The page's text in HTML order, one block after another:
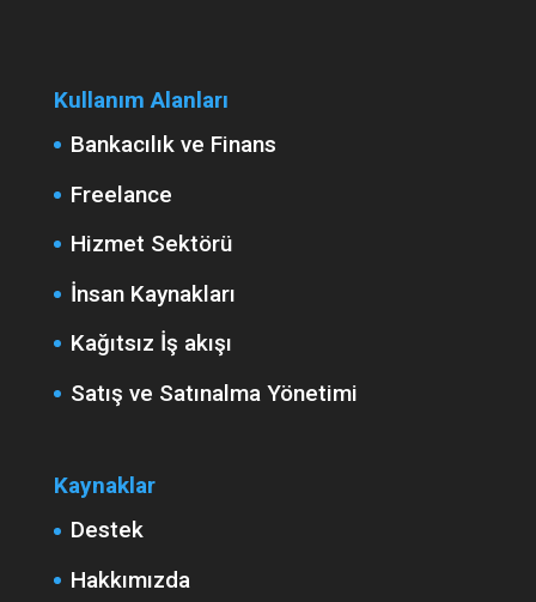
Kullanım Alanları
Bankacılık ve Finans
Freelance
Hizmet Sektörü
İnsan Kaynakları
Kağıtsız İş akışı
Satış ve Satınalma Yönetimi
Kaynaklar
Destek
Hakkımızda